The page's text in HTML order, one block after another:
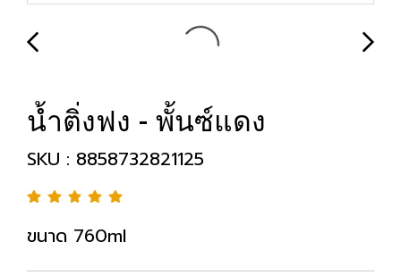
น้ำติ่งฟง - พั้นซ์แดง
SKU : 8858732821125
ขนาด 760ml